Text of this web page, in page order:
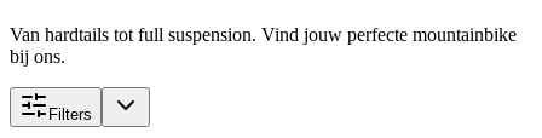
Van hardtails tot full suspension. Vind jouw perfecte mountainbike
bij ons.
Filters